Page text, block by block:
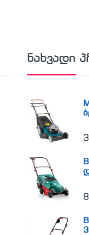
ნახვადი